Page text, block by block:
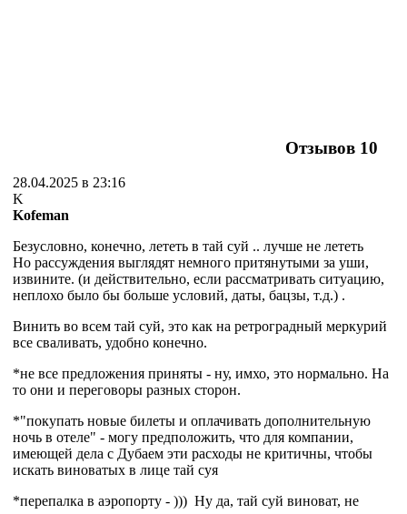
Отзывов 10
28.04.2025 в 23:16
K
Kofeman
Безусловно, конечно, лететь в тай суй .. лучше не лететь
Но рассуждения выглядят немного притянутыми за уши,
извините. (и действительно, если рассматривать ситуацию,
неплохо было бы больше условий, даты, бацзы, т.д.) .
Винить во всем тай суй, это как на ретроградный меркурий
все сваливать, удобно конечно.
*не все предложения приняты - ну, имхо, это нормально. На
то они и переговоры разных сторон.
*"покупать новые билеты и оплачивать дополнительную
ночь в отеле" - могу предположить, что для компании,
имеющей дела с Дубаем эти расходы не критичны, чтобы
искать виноватых в лице тай суя
*перепалка в аэропорту - ))) Ну да, тай суй виноват, не